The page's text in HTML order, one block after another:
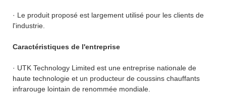
· Le produit proposé est largement utilisé pour les clients de
l'industrie.
Caractéristiques de l'entreprise
· UTK Technology Limited est une entreprise nationale de
haute technologie et un producteur de coussins chauffants
infrarouge lointain de renommée mondiale.